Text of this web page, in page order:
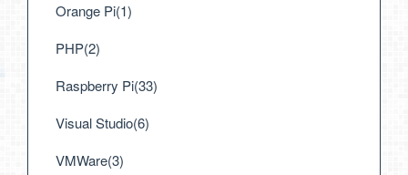
Orange Pi(1)
PHP(2)
Raspberry Pi(33)
Visual Studio(6)
VMWare(3)